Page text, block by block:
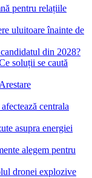
pentru relațiile
uluitoare înainte de
din 2028?
soluții se caută
centrala
asupra energiei
alegem pentru
dronei explozive